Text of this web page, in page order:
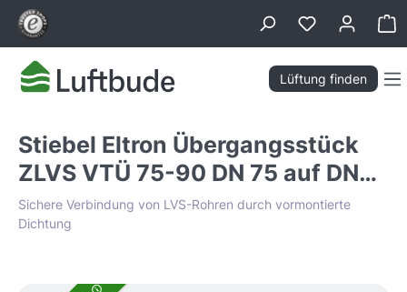
springen
Lüftung finden
Stiebel Eltron Übergangsstück
ZLVS VTÜ 75-90 DN 75 auf DN
90
Sichere Verbindung von LVS-Rohren durch vormontierte
Dichtung
Bildergalerie überspringen